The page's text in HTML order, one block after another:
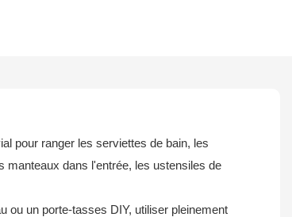
pour ranger les serviettes de bain, les
manteaux dans l'entrée, les ustensiles de
un porte-tasses DIY, utiliser pleinement